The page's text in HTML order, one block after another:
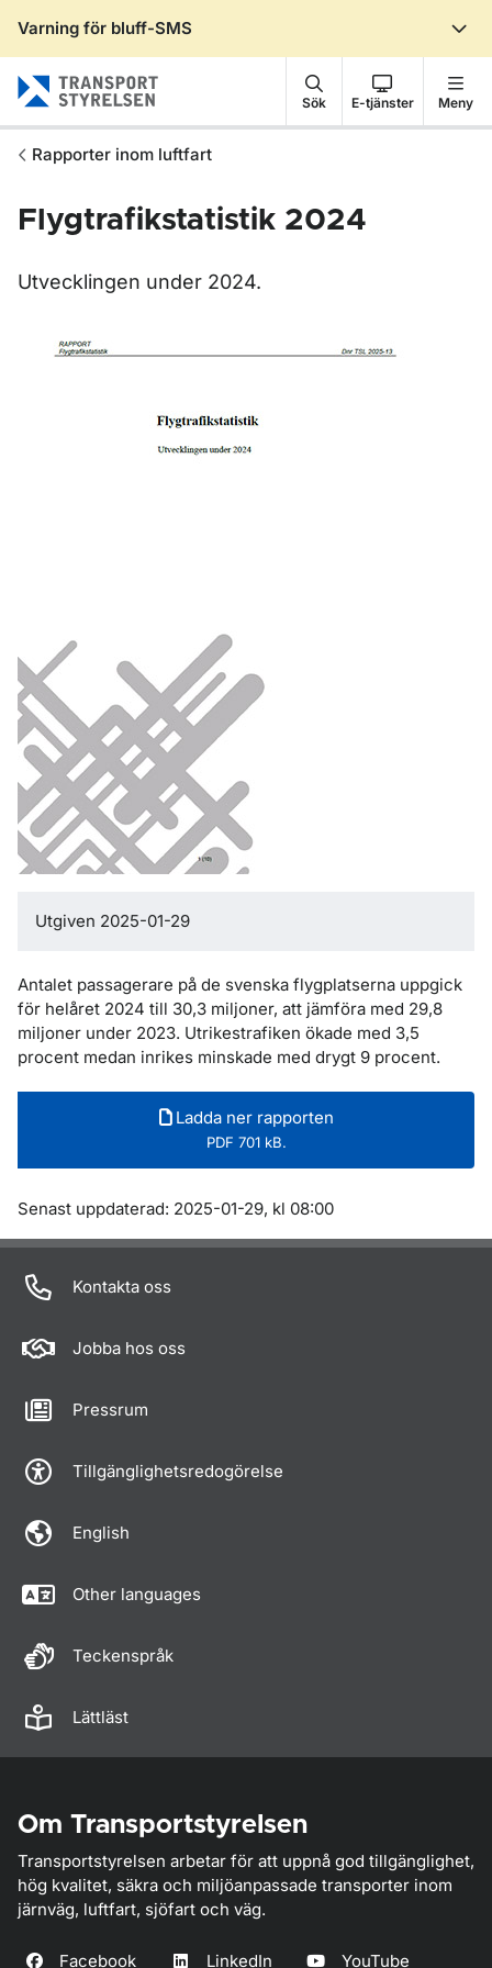
Varning för bluff-SMS
Sök E-tjänster Meny
Rapporter inom luftfart
Flygtrafikstatistik 2024
Utvecklingen under 2024.
Utgiven 2025-01-29
Antalet passagerare på de svenska flygplatserna uppgick
för helåret 2024 till 30,3 miljoner, att jämföra med 29,8
miljoner under 2023. Utrikestrafiken ökade med 3,5
procent medan inrikes minskade med drygt 9 procent.
Ladda ner rapporten
PDF 701 kB.
Om sidan
Senast uppdaterad: 2025-01-29, kl 08:00
Kontakta oss
Jobba hos oss
Pressrum
Tillgänglighetsredogörelse
English
Other languages
Teckenspråk
Lättläst
Om Transportstyrelsen
Transportstyrelsen arbetar för att uppnå god tillgänglighet,
hög kvalitet, säkra och miljöanpassade transporter inom
järnväg, luftfart, sjöfart och väg.
Facebook LinkedIn YouTube